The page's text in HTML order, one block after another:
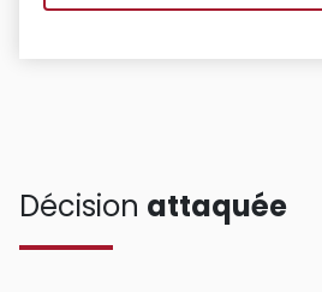
Décision attaquée